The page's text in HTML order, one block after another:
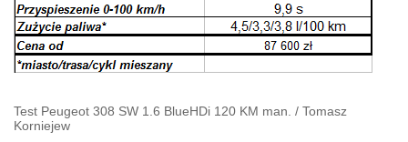
Test Peugeot 308 SW 1.6 BlueHDi 120 KM man. / Tomasz
Korniejew